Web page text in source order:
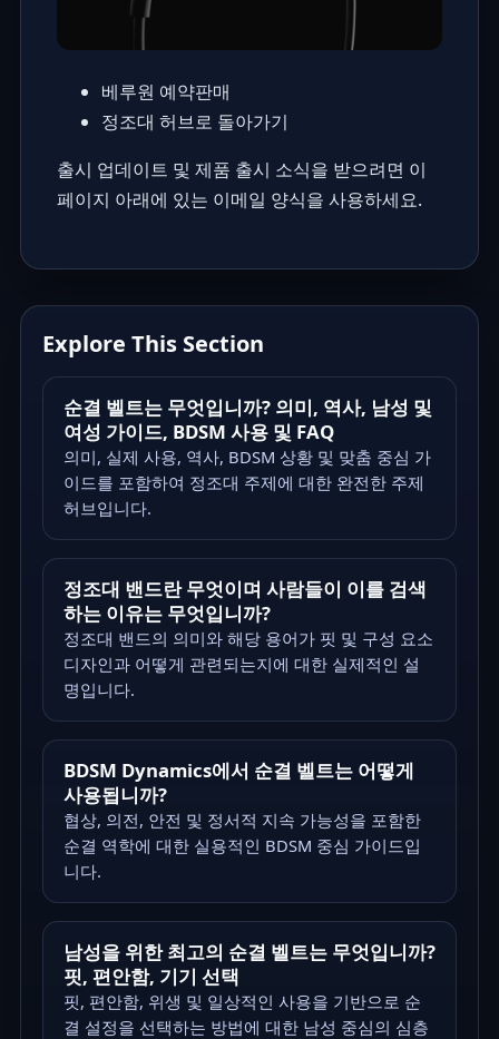
베루원 예약판매
정조대 허브로 돌아가기
출시 업데이트 및 제품 출시 소식을 받으려면 이
페이지 아래에 있는 이메일 양식을 사용하세요.
Explore This Section
순결 벨트는 무엇입니까? 의미, 역사, 남성 및
여성 가이드, BDSM 사용 및 FAQ
의미, 실제 사용, 역사, BDSM 상황 및 맞춤 중심 가
이드를 포함하여 정조대 주제에 대한 완전한 주제
허브입니다.
정조대 밴드란 무엇이며 사람들이 이를 검색
하는 이유는 무엇입니까?
정조대 밴드의 의미와 해당 용어가 핏 및 구성 요소
디자인과 어떻게 관련되는지에 대한 실제적인 설
명입니다.
BDSM Dynamics에서 순결 벨트는 어떻게
사용됩니까?
협상, 의전, 안전 및 정서적 지속 가능성을 포함한
순결 역학에 대한 실용적인 BDSM 중심 가이드입
니다.
남성을 위한 최고의 순결 벨트는 무엇입니까?
핏, 편안함, 기기 선택
핏, 편안함, 위생 및 일상적인 사용을 기반으로 순
결 설정을 선택하는 방법에 대한 남성 중심의 심층